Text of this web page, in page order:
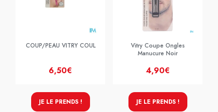
COUP/PEAU VITRY COUL
6,50€
JE LE PRENDS !
Vitry Coupe Ongles
Manucure Noir
4,90€
JE LE PRENDS !